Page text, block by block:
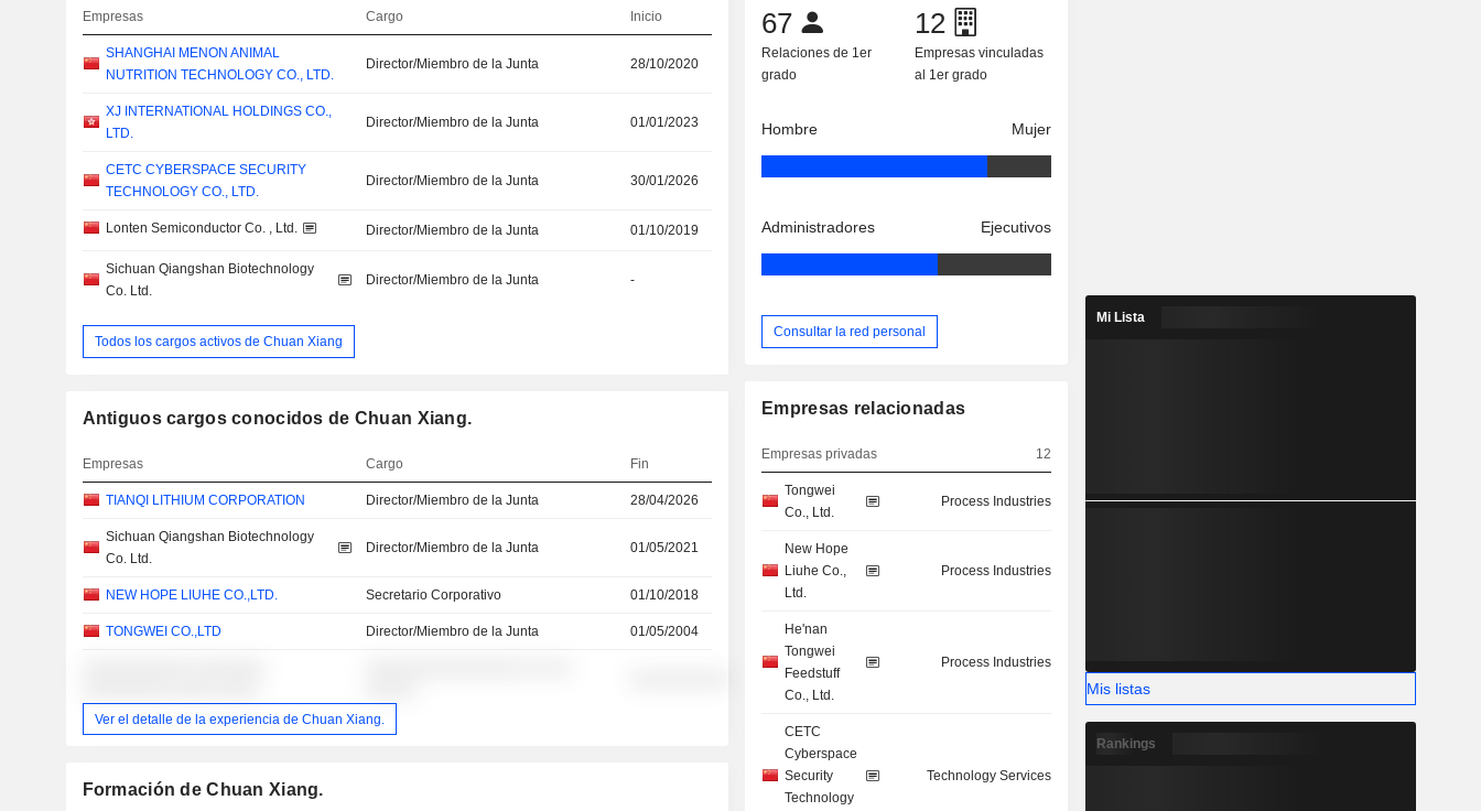
Empresas Cargo Inicio
SHANGHAI MENON ANIMAL
NUTRITION TECHNOLOGY CO., LTD.
Director/Miembro de la Junta 28/10/2020
XJ INTERNATIONAL HOLDINGS CO.,
LTD.
Director/Miembro de la Junta 01/01/2023
CETC CYBERSPACE SECURITY
TECHNOLOGY CO., LTD.
Director/Miembro de la Junta 30/01/2026
Lonten Semiconductor Co. , Ltd. Director/Miembro de la Junta 01/10/2019
Sichuan Qiangshan Biotechnology
Co. Ltd.
Director/Miembro de la Junta -
Todos los cargos activos de Chuan Xiang
Antiguos cargos conocidos de Chuan Xiang.
Empresas Cargo Fin
TIANQI LITHIUM CORPORATION Director/Miembro de la Junta 28/04/2026
Sichuan Qiangshan Biotechnology
Co. Ltd.
Director/Miembro de la Junta 01/05/2021
NEW HOPE LIUHE CO.,LTD. Secretario Corporativo 01/10/2018
TONGWEI CO.,LTD Director/Miembro de la Junta 01/05/2004
Ver el detalle de la experiencia de Chuan Xiang.
Formación de Chuan Xiang.
67
Relaciones de 1er
grado
12
Empresas vinculadas
al 1er grado
Hombre Mujer
Administradores Ejecutivos
Consultar la red personal
Empresas relacionadas
Empresas privadas 12
Tongwei
Co., Ltd.
Process Industries
New Hope
Liuhe Co.,
Ltd.
Process Industries
He'nan
Tongwei
Feedstuff
Co., Ltd.
Process Industries
CETC
Cyberspace
Security
Technology
Technology Services
Mi Lista
Mis listas
Rankings